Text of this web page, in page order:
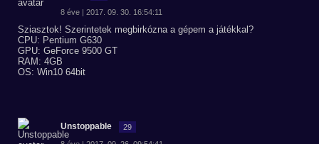
8 éve | 2017. 09. 30. 16:54:11
Sziasztok! Szerintetek megbirkózna a gépem a játékkal?
CPU: Pentium G630
GPU: GeForce 9500 GT
RAM: 4GB
OS: Win10 64bit
Unstoppable 29